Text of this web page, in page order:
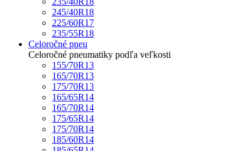
245/40R18
225/60R17
235/55R18
Celoročné pneu
Celoročné pneumatiky podľa veľkosti
155/70R13
165/70R13
175/70R13
165/65R14
165/70R14
175/65R14
175/70R14
185/60R14